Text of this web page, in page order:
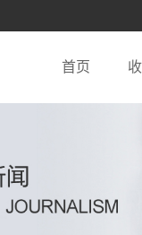
首页